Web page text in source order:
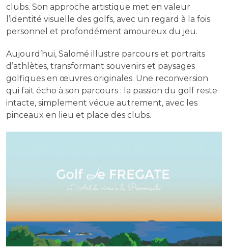
clubs. Son approche artistique met en valeur
l’identité visuelle des golfs, avec un regard à la fois
personnel et profondément amoureux du jeu.
Aujourd’hui, Salomé illustre parcours et portraits
d’athlètes, transformant souvenirs et paysages
golfiques en œuvres originales. Une reconversion
qui fait écho à son parcours : la passion du golf reste
intacte, simplement vécue autrement, avec les
pinceaux en lieu et place des clubs.